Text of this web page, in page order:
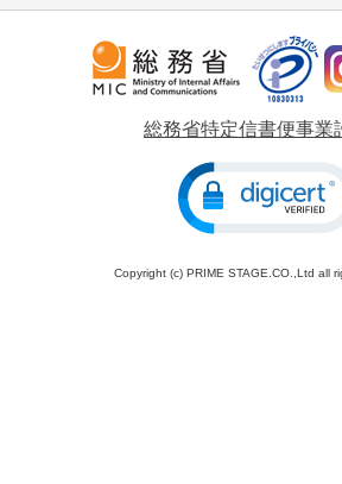
総務省特定信書便事業
Copyright (c) PRIME STAGE.CO.,Ltd all